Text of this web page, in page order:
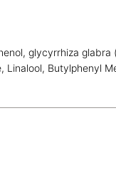
glycyrrhiza
Linalool, Butylphenyl